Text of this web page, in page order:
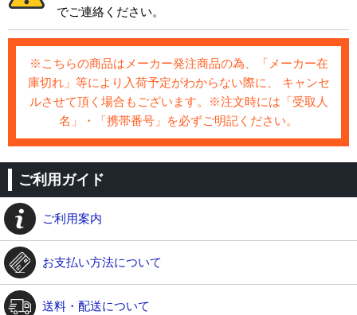
でご連絡ください。
※こちらの商品はメーカー発注商品の為、「メーカー在
庫切れ」等により入荷予定がわからない際に、 キャンセ
ルさせて頂く場合もございます。※注文時には「受取人
名」・「携帯番号」を必ずご明記ください。
ご利用ガイド
ご利用案内
お支払い方法について
送料・配送について